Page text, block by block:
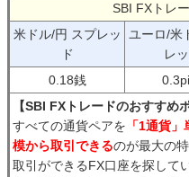
SBI FXトレ
米ドル/円 スプレッ
ド
ユーロ/米
レ
0.18銭
【SBI FXトレードのおすすめ
すべての通貨ペアを 「1通貨
模から取引できるのが最大の
取引ができるFX口座を探して